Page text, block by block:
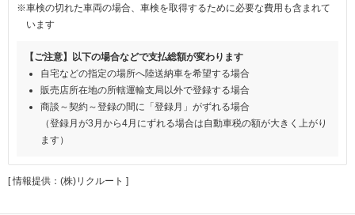
※車検の切れた車両の場合、車検を取得するために必要な費用も含まれて
います
【ご注意】以下の場合などで支払総額が変わります
自宅などの指定の場所へ陸送納車を希望する場合
販売店所在地の所轄運輸支局以外で登録する場合
商談～契約～登録の間に「登録月」がずれる場合
（登録月が3月から4月にずれる場合は自動車税の額が大きく上がり
ます）
[ 情報提供：(株)リクルート ]